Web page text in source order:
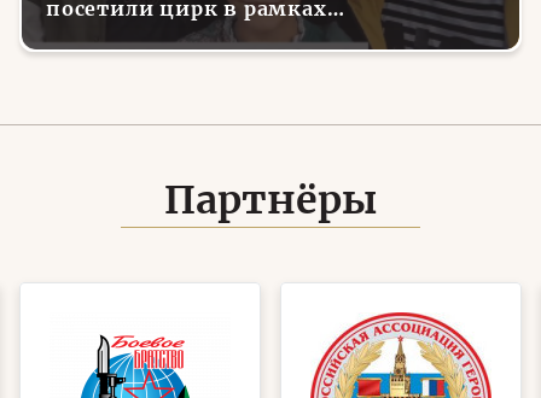
посетили цирк в рамках
всероссийской акции
Партнёры